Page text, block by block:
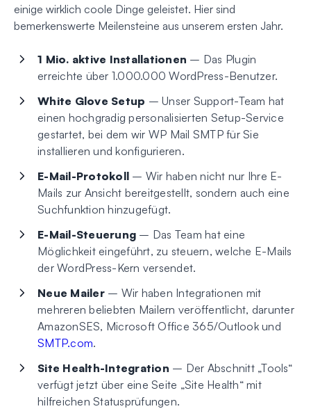
einige wirklich coole Dinge geleistet. Hier sind
bemerkenswerte Meilensteine aus unserem ersten Jahr.
1 Mio. aktive Installationen – Das Plugin
erreichte über 1.000.000 WordPress-Benutzer.
White Glove Setup – Unser Support-Team hat
einen hochgradig personalisierten Setup-Service
gestartet, bei dem wir WP Mail SMTP für Sie
installieren und konfigurieren.
E-Mail-Protokoll – Wir haben nicht nur Ihre E-
Mails zur Ansicht bereitgestellt, sondern auch eine
Suchfunktion hinzugefügt.
E-Mail-Steuerung – Das Team hat eine
Möglichkeit eingeführt, zu steuern, welche E-Mails
der WordPress-Kern versendet.
Neue Mailer– Wir haben Integrationen mit
mehreren beliebten Mailern veröffentlicht, darunter
AmazonSES, Microsoft Office 365/Outlook und
SMTP.com.
Site Health-Integration – Der Abschnitt „Tools“
verfügt jetzt über eine Seite „Site Health“ mit
hilfreichen Statusprüfungen.